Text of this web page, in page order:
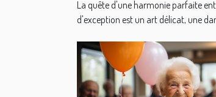
La quête d'une harmonie parfaite
d'exception est un art délicat, une